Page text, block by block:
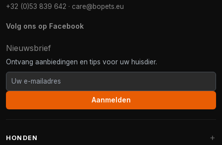
+32 (0)53 839 642 · care@bopets.eu
Volg ons op Facebook
Nieuwsbrief
Ontvang aanbiedingen en tips voor uw huisdier.
Aanmelden
HONDEN